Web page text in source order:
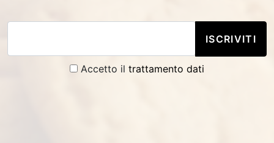
ISCRIVITI
Accetto il trattamento dati